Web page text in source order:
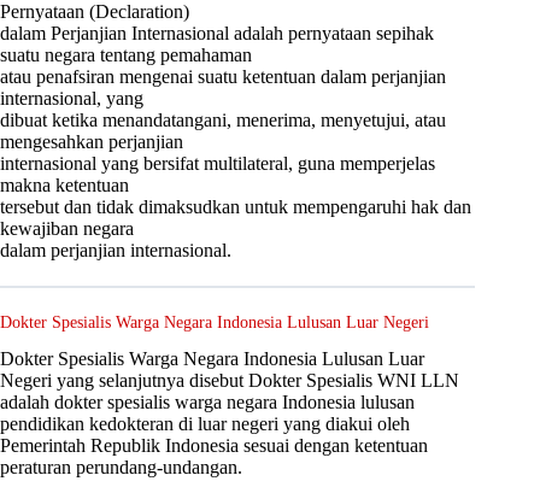
Pernyataan (Declaration)
dalam Perjanjian Internasional adalah pernyataan sepihak
suatu negara tentang pemahaman
atau penafsiran mengenai suatu ketentuan dalam perjanjian
internasional, yang
dibuat ketika menandatangani, menerima, menyetujui, atau
mengesahkan perjanjian
internasional yang bersifat multilateral, guna memperjelas
makna ketentuan
tersebut dan tidak dimaksudkan untuk mempengaruhi hak dan
kewajiban negara
dalam perjanjian internasional.
Dokter Spesialis Warga Negara Indonesia Lulusan Luar Negeri
Dokter Spesialis Warga Negara Indonesia Lulusan Luar
Negeri yang selanjutnya disebut Dokter Spesialis WNI LLN
adalah dokter spesialis warga negara Indonesia lulusan
pendidikan kedokteran di luar negeri yang diakui oleh
Pemerintah Republik Indonesia sesuai dengan ketentuan
peraturan perundang-undangan.